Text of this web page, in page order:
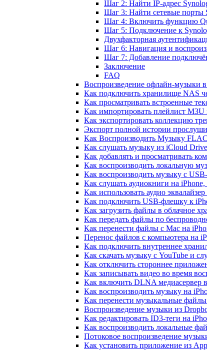
Шаг 2: Найти IP-адрес
Шаг 3: Найти сетевые порты
Шаг 4: Включить функцию
Шаг 5: Подключение к
Двухфакторная
Шаг 6: Навигация и
Шаг 7: Добавление
Заключение
FAQ
Воспроизведение офлайн-музыки
Как подключить хранилище NAS
Как просматривать встроенные
Как импортировать плейлист M3U
Как экспортировать коллекцию
Экспорт полной истории
Как Воспроизводить Музыку
Как слушать музыку из iCloud
Как добавлять и просматривать
Как воспроизводить локальную
Как воспроизводить музыку с
Как слушать аудиокниги на
Как использовать аудио
Как подключить USB-флешку к
Как загрузить файлы в облачное
Как передать файлы по
Как перенести файлы с Mac на
Перенос файлов с компьютера на
Как подключить внутреннее
Как скачать музыку с YouTube и
Как отключить стороннее
Как записывать видео во время
Как включить DLNA медиасервер
Как воспроизводить музыку на
Как перенести музыкальные
Воспроизведение музыки из
Как редактировать ID3-теги на
Как воспроизводить локальные
Потоковое воспроизведение
Как установить приложение из